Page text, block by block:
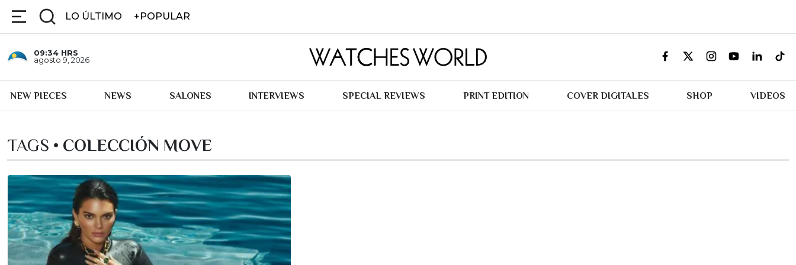
LO ÚLTIMO +POPULAR
09:34 HRS
agosto 9, 2026
NEW PIECES NEWS SALONES INTERVIEWS SPECIAL REVIEWS PRINT EDITION COVER DIGITALES SHOP VIDEOS
TAGS • COLECCIÓN MOVE